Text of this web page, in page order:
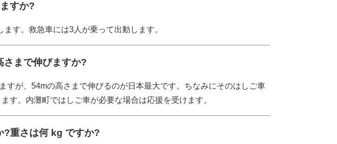
すか?
す。救急車には3人が乗って出動します。
さまで伸びますか?
すが、54mの高さまで伸びるのが日本最大です。ちなみにそのはしご車
す。内灘町ではしご車が必要な場合は応援を受けます。
?重さは何 kg ですか?